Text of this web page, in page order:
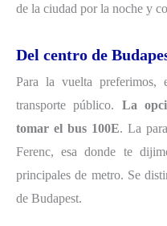
de la ciudad por la noche y
Del centro de
Para la vuelta preferimos,
transporte público. La
tomar el bus 100E. La
Ferenc, esa donde te
principales de metro. Se
de Budapest.